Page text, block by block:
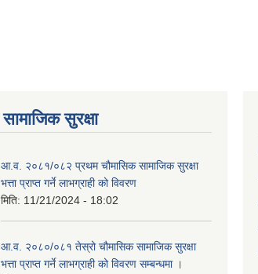
सामाजिक सुरक्षा
आ.व. २०८१/०८२ प्रथम चौमासिक सामाजिक सुरक्षा
भत्ता प्राप्त गर्ने लाभग्राही को विवरण
मिति: 11/21/2024 - 18:02
आ.व. २०८०/०८१ तेस्रो चौमासिक सामाजिक सुरक्षा
भत्ता प्राप्त गर्ने लाभग्राही को विवरण सम्बन्धमा ।